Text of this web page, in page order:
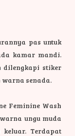
pas untuk
kamar mandi.
dilengkapi stiker
warna senada.
Feminine Wash
ungu muda
Terdapat